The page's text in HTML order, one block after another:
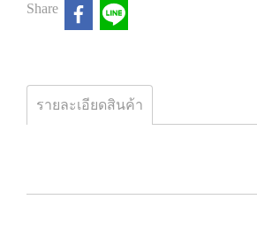
Share
รายละเอียดสินค้า